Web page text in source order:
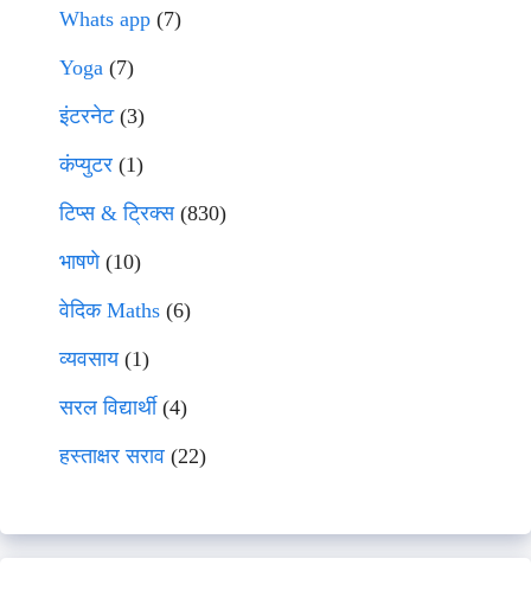
Whats app (7)
Yoga (7)
इंटरनेट(3)
कंप्युटर (1)
टिप्स & ट्रिक्स(830)
भाषणे(10)
वेदिक Maths (6)
व्यवसाय(1)
सरल विद्यार्थी(4)
हस्ताक्षर सराव (22)